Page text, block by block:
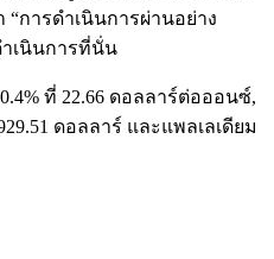
การดำเนินการผ่านอย่าง
เนินการที่นั่น
ที่ 22.66 ดอลลาร์ต่อออนซ์,
ดอลลาร์ และแพลเลเดียม